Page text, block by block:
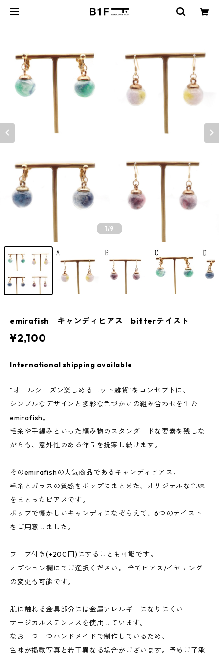
1/9
emirafish キャンディピアス bitterテイスト
¥2,100
International shipping available
"オールシーズン楽しめるニット雑貨"をコンセプトに、
シンプルなデザインと多彩な色づかいの組み合わせを生む
emirafish。
毛糸や手編みといった編み物のスタンダードな要素を残しな
がらも、意外性のある作品を提案し続けます。
そのemirafishの人気商品であるキャンディピアス。
毛糸とガラスの質感をポップにまとめた、オリジナルな色味
をまとったピアスです。
ポップで懐かしいキャンディになぞらえて、6つのテイスト
をご用意しました。
フープ付き(+200円)にすることも可能です。
オプション欄にてご選択ください。 全てピアス/イヤリング
の変更も可能です。
肌に触れる金具部分には金属アレルギーになりにくい
サージカルステンレスを使用しています。
なお一つ一つハンドメイドで制作しているため、
色味が掲載写真と若干異なる場合がございます。予めご了承